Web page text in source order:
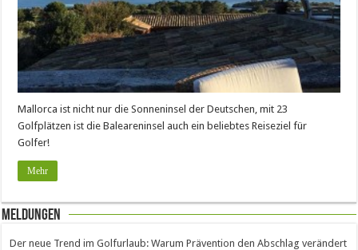
Mallorca ist nicht nur die Sonneninsel der Deutschen, mit 23
Golfplätzen ist die Baleareninsel auch ein beliebtes Reiseziel für
Golfer!
Mehr
Meldungen
Der neue Trend im Golfurlaub: Warum Prävention den Abschlag verändert